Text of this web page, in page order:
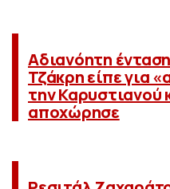
Αδιανόητη
Τζάκρη είπε για
την Καρυστιανού
αποχώρησε